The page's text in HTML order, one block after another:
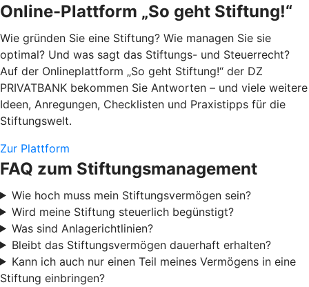
Online-Plattform „So geht Stiftung!“
Wie gründen Sie eine Stiftung? Wie managen Sie sie
optimal? Und was sagt das Stiftungs- und Steuerrecht?
Auf der Onlineplattform „So geht Stiftung!“ der DZ
PRIVATBANK bekommen Sie Antworten – und viele weitere
Ideen, Anregungen, Checklisten und Praxistipps für die
Stiftungswelt.
Zur Plattform
FAQ zum Stiftungsmanagement
Wie hoch muss mein Stiftungsvermögen sein?
Wird meine Stiftung steuerlich begünstigt?
Was sind Anlagerichtlinien?
Bleibt das Stiftungsvermögen dauerhaft erhalten?
Kann ich auch nur einen Teil meines Vermögens in eine
Stiftung einbringen?